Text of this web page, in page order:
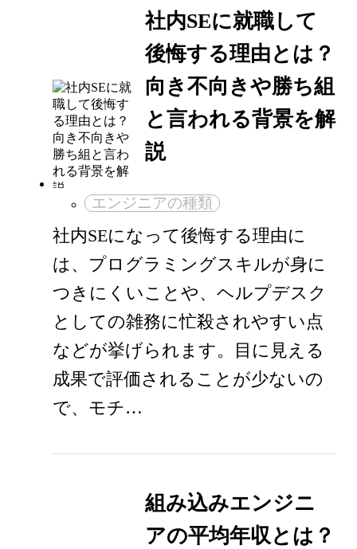
社内SEに就職して
後悔する理由とは？
向き不向きや勝ち組
と言われる背景を解
説
エンジニアの種類
社内SEになって後悔する理由に
は、プログラミングスキルが身に
つきにくいことや、ヘルプデスク
としての雑務に忙殺されやすい点
などが挙げられます。目に見える
成果で評価されることが少ないの
で、モチ…
組み込みエンジニ
アの平均年収とは？